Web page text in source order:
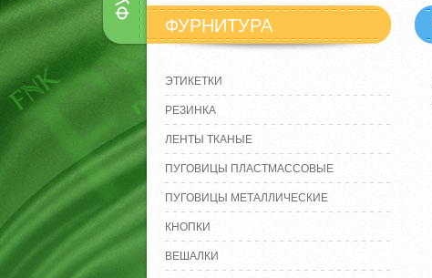
ФУРНИТУРА
ЭТИКЕТКИ
РЕЗИНКА
ЛЕНТЫ ТКАНЫЕ
ПУГОВИЦЫ ПЛАСТМАССОВЫЕ
ПУГОВИЦЫ МЕТАЛЛИЧЕСКИЕ
КНОПКИ
ВЕШАЛКИ